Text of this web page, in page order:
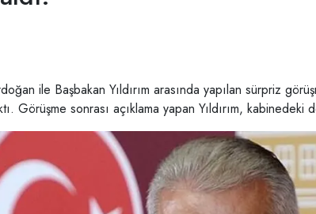
ile Başbakan Yıldırım arasında yapılan sürpriz
Görüşme sonrası açıklama yapan Yıldırım, kabinedeki